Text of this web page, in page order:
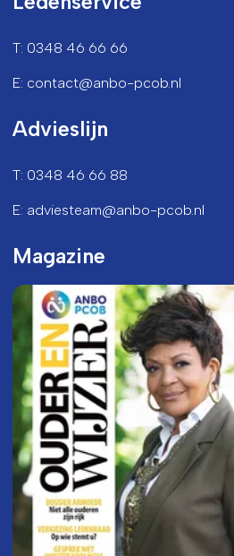
T: 0348 46 66 66
E: contact@anbo-pcob.nl
Advieslijn
T: 0348 46 66 88
E: adviesteam@anbo-pcob.nl
Magazine